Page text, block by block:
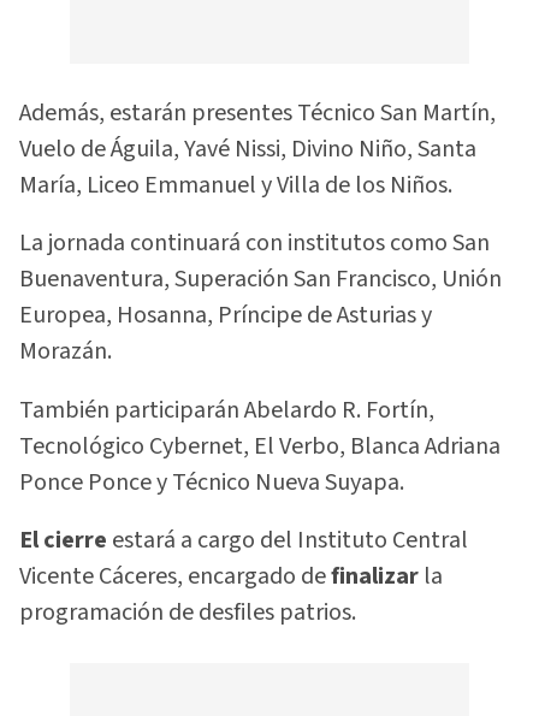
Además, estarán presentes Técnico San Martín,
Vuelo de Águila, Yavé Nissi, Divino Niño, Santa
María, Liceo Emmanuel y Villa de los Niños.
La jornada continuará con institutos como San
Buenaventura, Superación San Francisco, Unión
Europea, Hosanna, Príncipe de Asturias y
Morazán.
También participarán Abelardo R. Fortín,
Tecnológico Cybernet, El Verbo, Blanca Adriana
Ponce Ponce y Técnico Nueva Suyapa.
El cierre estará a cargo del Instituto Central
Vicente Cáceres, encargado definalizar la
programación de desfiles patrios.